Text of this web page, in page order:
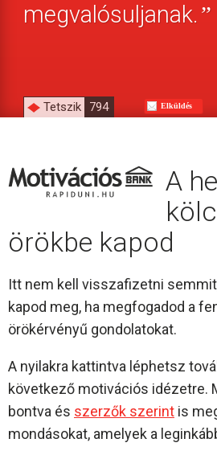
megvalósuljanak.”
Tetszik 794 Elküldés
A
örökbe kapod
Itt nem kell visszafizetni
kapod meg, ha megfogadod a
örökérvényű gondolatokat.
A nyilakra kattintva léphetsz
következő motivációs idézetre.
bontva és szerzők szerint is
mondásokat, amelyek a